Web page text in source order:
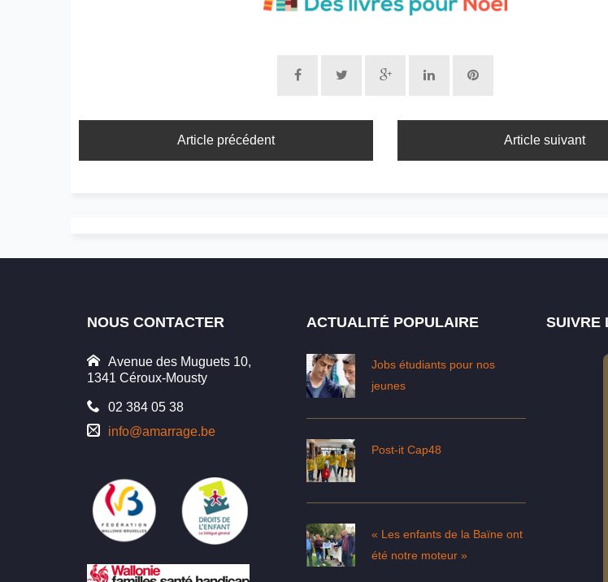
Article précédent Article suivant
NOUS CONTACTER
Avenue des Muguets 10,
1341 Céroux-Mousty
02 384 05 38
info@amarrage.be
ACTUALITÉ POPULAIRE
Jobs étudiants pour nos
jeunes
Post-it Cap48
« Les enfants de la Baïne ont
été notre moteur »
SUIVRE